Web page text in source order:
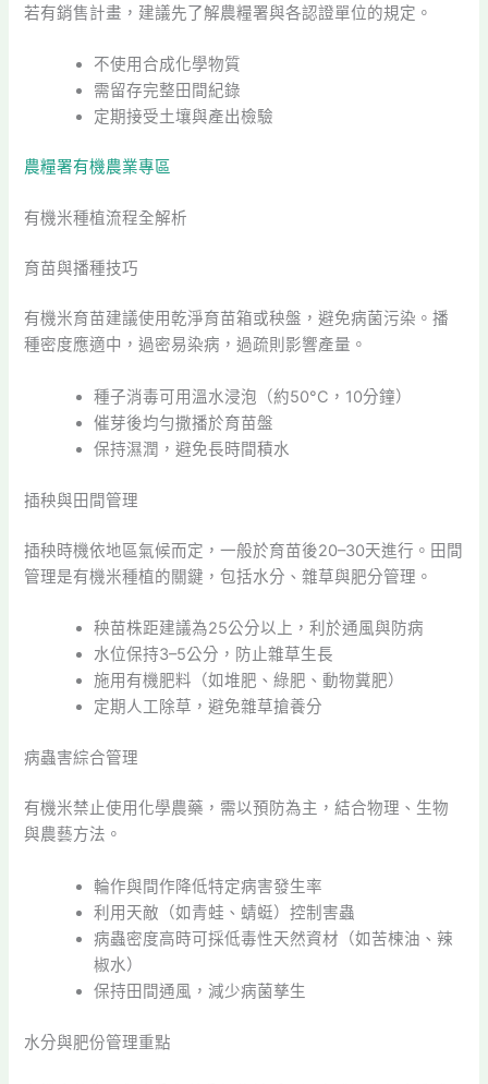
若有銷售計畫，建議先了解農糧署與各認證單位的規定。
不使用合成化學物質
需留存完整田間紀錄
定期接受土壤與產出檢驗
農糧署有機農業專區
有機米種植流程全解析
育苗與播種技巧
有機米育苗建議使用乾淨育苗箱或秧盤，避免病菌污染。播
種密度應適中，過密易染病，過疏則影響產量。
種子消毒可用溫水浸泡（約50°C，10分鐘）
催芽後均勻撒播於育苗盤
保持濕潤，避免長時間積水
插秧與田間管理
插秧時機依地區氣候而定，一般於育苗後20–30天進行。田間
管理是有機米種植的關鍵，包括水分、雜草與肥分管理。
秧苗株距建議為25公分以上，利於通風與防病
水位保持3–5公分，防止雜草生長
施用有機肥料（如堆肥、綠肥、動物糞肥）
定期人工除草，避免雜草搶養分
病蟲害綜合管理
有機米禁止使用化學農藥，需以預防為主，結合物理、生物
與農藝方法。
輪作與間作降低特定病害發生率
利用天敵（如青蛙、蜻蜓）控制害蟲
病蟲密度高時可採低毒性天然資材（如苦楝油、辣
椒水）
保持田間通風，減少病菌孳生
水分與肥份管理重點